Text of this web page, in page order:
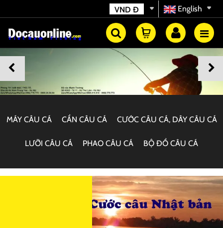
English
VND Đ
MÁY CÂU CÁ CẦN CÂU CÁ CƯỚC CÂU CÁ, DÂY CÂU CÁ
LƯỠI CÂU CÁ PHAO CÂU CÁ BỘ ĐỒ CÂU CÁ